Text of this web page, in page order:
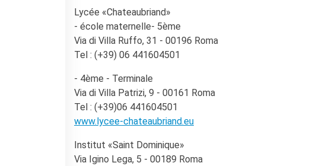
Café dell'innovazione
Dialoghi del Farnese
Farnèse à la page
Festa della musica
Incontro italo-francesi sul
mondo di domani
La Notte delle Idee
Operazioni artistiche
PERCHÉ IMPARARE IL
RECHERCHER
Lycée «Chateaubriand»
- école maternelle- 5ème
Via di Villa Ruffo, 31 - 00196 Roma
Tel : (+39) 06 441604501
- 4ème - Terminale
Via di Villa Patrizi, 9 - 00161 Roma
Tel : (+39)06 441604501
www.lycee-chateaubriand.eu
Institut «Saint Dominique»
Via Igino Lega, 5 - 00189 Roma